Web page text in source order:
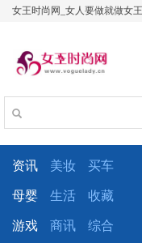
女王时尚网_女人要做就做女王
资讯 美妆 买车
母婴 生活 收藏
游戏 商讯 综合